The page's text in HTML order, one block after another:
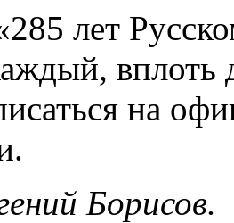
лет
вплоть
на
Борисов.